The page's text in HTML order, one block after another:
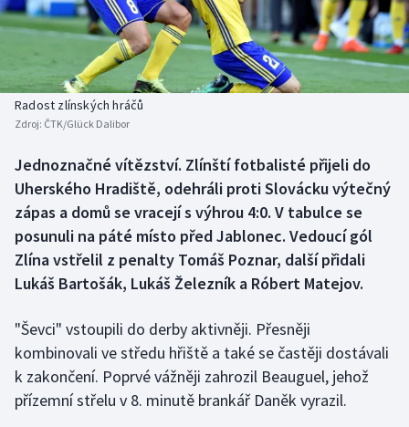
Baseball a softbal
Basketbal
Biatlon
Box
Curling
Dostihy
Florbal
Futsal
Golf
Soutěže
Historické návraty
Aplikace ČT sport
Radost zlínských hráčů
Zdroj: ČTK/Glück Dalibor
Jednoznačné vítězství. Zlínští fotbalisté přijeli do
Uherského Hradiště, odehráli proti Slovácku výtečný
zápas a domů se vracejí s výhrou 4:0. V tabulce se
posunuli na páté místo před Jablonec. Vedoucí gól
Zlína vstřelil z penalty Tomáš Poznar, další přidali
Lukáš Bartošák, Lukáš Železník a Róbert Matejov.
"Ševci" vstoupili do derby aktivněji. Přesněji
kombinovali ve středu hřiště a také se častěji dostávali
k zakončení. Poprvé vážněji zahrozil Beauguel, jehož
přízemní střelu v 8. minutě brankář Daněk vyrazil.